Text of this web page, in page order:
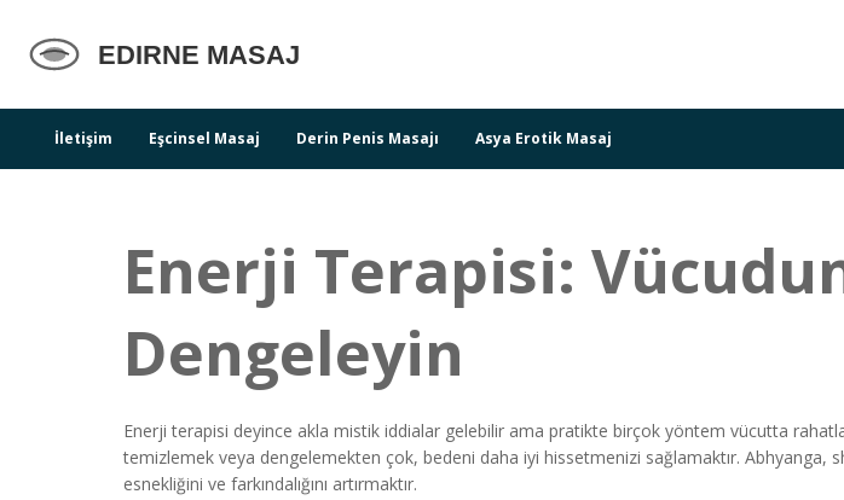
İletişim Eşcinsel Masaj Derin Penis Masajı Asya Erotik Masaj
Enerji Terapisi:
Dengeleyin
Enerji terapisi deyince akla mistik iddialar gelebilir ama pratikte birçok yöntem vücutta
temizlemek veya dengelemekten çok, bedeni daha iyi hissetmenizi sağlamaktır. Abhyanga,
esnekliğini ve farkındalığını artırmaktır.